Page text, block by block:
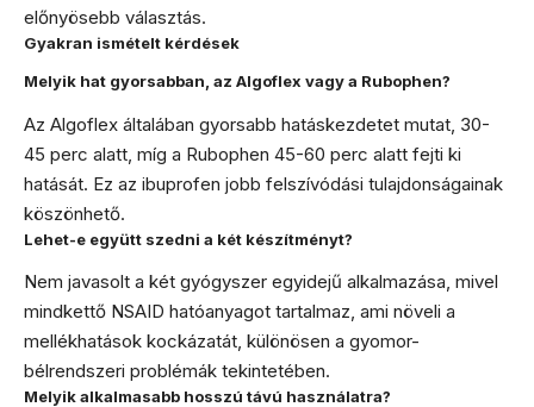
előnyösebb választás.
Gyakran ismételt kérdések
Melyik hat gyorsabban, az Algoflex vagy a Rubophen?
Az Algoflex általában gyorsabb hatáskezdetet mutat, 30-
45 perc alatt, míg a Rubophen 45-60 perc alatt fejti ki
hatását. Ez az ibuprofen jobb felszívódási tulajdonságainak
köszönhető.
Lehet-e együtt szedni a két készítményt?
Nem javasolt a két gyógyszer egyidejű alkalmazása, mivel
mindkettő NSAID hatóanyagot tartalmaz, ami növeli a
mellékhatások kockázatát, különösen a gyomor-
bélrendszeri problémák tekintetében.
Melyik alkalmasabb hosszú távú használatra?